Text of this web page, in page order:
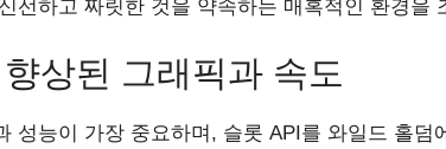
선하고 짜릿한 것을 약속하는 매혹적인 환경을
상된 그래픽과 속도
성능이 가장 중요하며, 슬롯 API를 와일드 홀덤